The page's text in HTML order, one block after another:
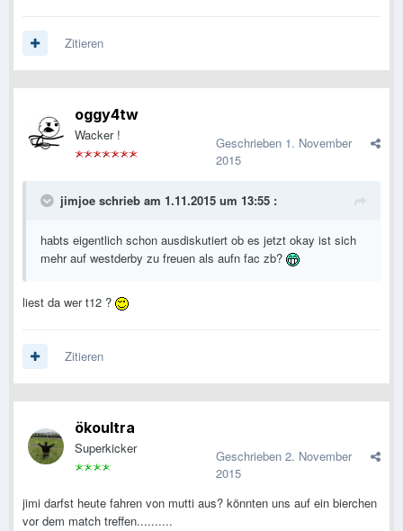
Zitieren
oggy4tw
Wacker ! Geschrieben 1. November
2015
jimjoe schrieb am 1.11.2015 um 13:55 :
habts eigentlich schon ausdiskutiert ob es jetzt okay ist sich
mehr auf westderby zu freuen als aufn fac zb?
liest da wer t12 ?
Zitieren
ökoultra
Superkicker Geschrieben 2. November
2015
jimi darfst heute fahren von mutti aus? könnten uns auf ein bierchen
vor dem match treffen..........